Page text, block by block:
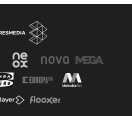
tiempo Viajes y planes
Últimas noticias
Recetas de cocina
Suelo pélvico
Dietas sanas